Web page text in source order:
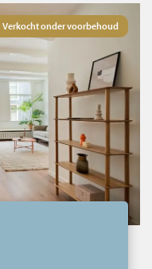
Verkocht onder voorbehoud